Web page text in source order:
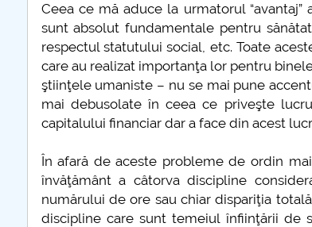
Ceea ce mă aduce la urmatorul
sunt absolut fundamentale pentru
respectul statutului social, etc. Toate
care au realizat importanţa lor pentru
ştiinţele umaniste – nu se mai pune
mai debusolate în ceea ce priveşte
capitalului financiar dar a face din acest
În afară de aceste probleme de ordin
învăţământ a câtorva discipline
numărului de ore sau chiar dispariţia
discipline care sunt temeiul înfiinţării de